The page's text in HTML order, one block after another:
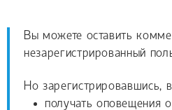
Вы можете оставить
незарегистрированный
Но зарегистрировавшись,
получать оповещения